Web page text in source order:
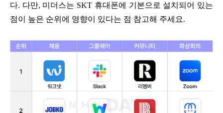
다. 다만, 미더스는 SKT 휴대폰에 기본으로 설치되어 있는
점이 높은 순위에 영향이 있다는 점 참고해 주세요.